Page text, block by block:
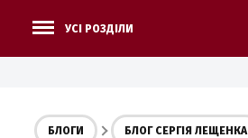
УСІ РОЗДІЛИ
БЛОГИ БЛОГ СЕРГІЯ ЛЕЩЕНКА